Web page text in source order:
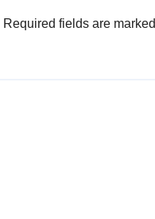
Required fields are marked